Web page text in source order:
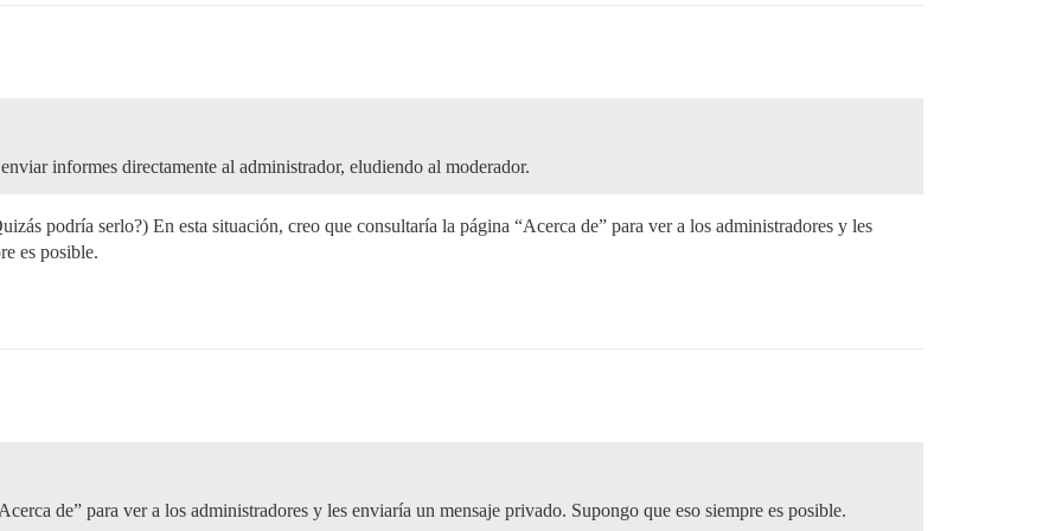
informes directamente al administrador, eludiendo al moderador.
podría serlo?) En esta situación, creo que consultaría la página “Acerca de” para ver a los administradores y les
es posible.
de” para ver a los administradores y les enviaría un mensaje privado. Supongo que eso siempre es posible.